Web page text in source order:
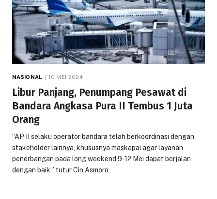
NASIONAL 10 MEI 2024
Libur Panjang, Penumpang Pesawat di
Bandara Angkasa Pura II Tembus 1 Juta
Orang
“AP II selaku operator bandara telah berkoordinasi dengan
stakeholder lainnya, khususnya maskapai agar layanan
penerbangan pada long weekend 9-12 Mei dapat berjalan
dengan baik,” tutur Cin Asmoro